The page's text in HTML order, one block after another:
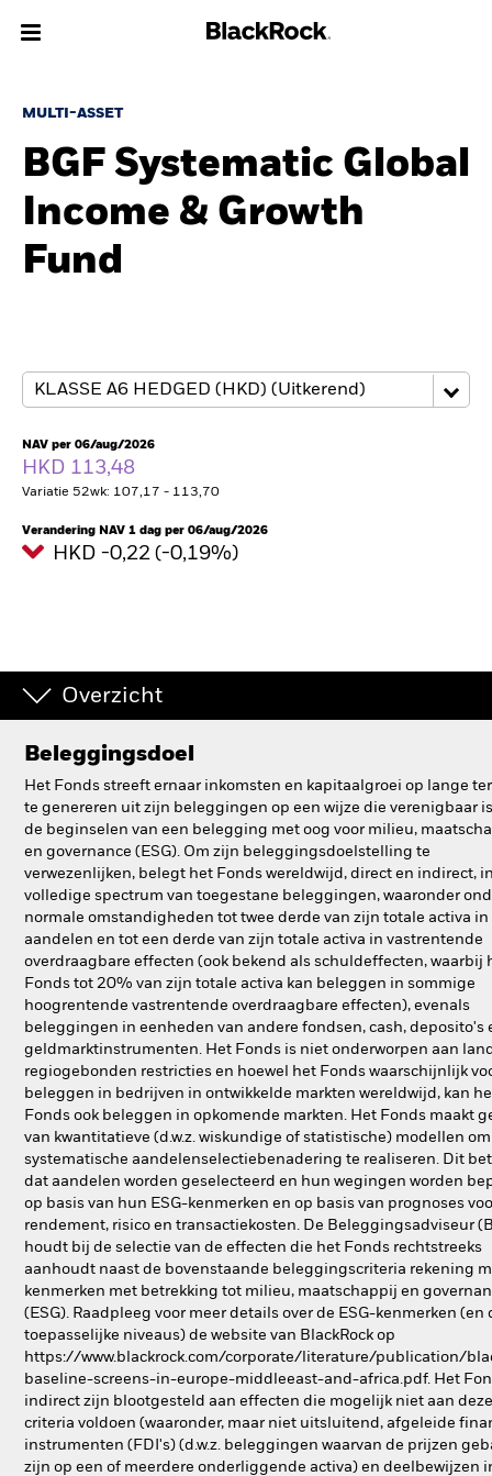
Over Ons
Producten
Thema's
Inzichten
Particulieren
Nederland
Change location
BlackRock
Ons bedrijf
MULTI-ASSET
BGF Systematic Global
Income & Growth
Fund
NAV per 06/aug/2026
HKD 113,48
Variatie 52wk: 107,17 - 113,70
Verandering NAV 1 dag per 06/aug/2026
HKD -0,22 (-0,19%)
Overzicht
Beleggingsdoel
Het Fonds streeft ernaar inkomsten en kapitaalgroei op lange
te genereren uit zijn beleggingen op een wijze die verenigbaar
de beginselen van een belegging met oog voor milieu,
en governance (ESG). Om zijn beleggingsdoelstelling te
verwezenlijken, belegt het Fonds wereldwijd, direct en indirect,
volledige spectrum van toegestane beleggingen, waaronder
normale omstandigheden tot twee derde van zijn totale activa in
aandelen en tot een derde van zijn totale activa in vastrentende
overdraagbare effecten (ook bekend als schuldeffecten, waarbij
Fonds tot 20% van zijn totale activa kan beleggen in sommige
hoogrentende vastrentende overdraagbare effecten), evenals
beleggingen in eenheden van andere fondsen, cash, deposito's
geldmarktinstrumenten. Het Fonds is niet onderworpen aan
regiogebonden restricties en hoewel het Fonds waarschijnlijk
beleggen in bedrijven in ontwikkelde markten wereldwijd, kan
Fonds ook beleggen in opkomende markten. Het Fonds maakt
van kwantitatieve (d.w.z. wiskundige of statistische) modellen
systematische aandelenselectiebenadering te realiseren. Dit
dat aandelen worden geselecteerd en hun wegingen worden
op basis van hun ESG-kenmerken en op basis van prognoses
rendement, risico en transactiekosten. De Beleggingsadviseur
houdt bij de selectie van de effecten die het Fonds rechtstreeks
aanhoudt naast de bovenstaande beleggingscriteria rekening
kenmerken met betrekking tot milieu, maatschappij en
(ESG). Raadpleeg voor meer details over de ESG-kenmerken (en
toepasselijke niveaus) de website van BlackRock op
https://www.blackrock.com/corporate/literature/publication/
baseline-screens-in-europe-middleeast-and-africa.pdf. Het
indirect zijn blootgesteld aan effecten die mogelijk niet aan
criteria voldoen (waaronder, maar niet uitsluitend, afgeleide
instrumenten (FDI's) (d.w.z. beleggingen waarvan de prijzen
zijn op een of meerdere onderliggende activa) en deelbewijzen